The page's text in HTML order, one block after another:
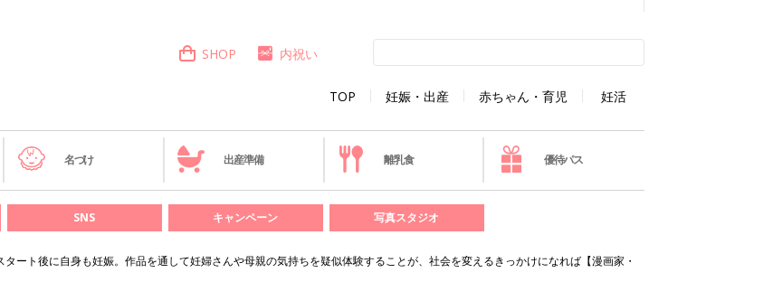
TOP 妊娠・出産 赤ちゃん・育児 妊活
SHOP 内祝い
名づけ 出産準備 離乳食 優待パス
SNS キャンペーン 写真スタジオ
タート後に自身も妊娠。作品を通して妊婦さんや母親の気持ちを疑似体験することが、社会を変えるきっかけになれば【漫画家・